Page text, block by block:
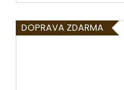
DOPRAVA ZDARMA